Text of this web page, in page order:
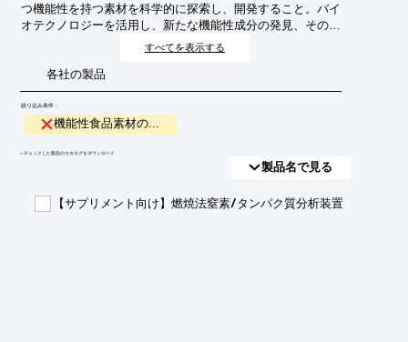
つ機能性を持つ素材を科学的に探索し、開発すること。バイ
オテクノロジーを活用し、新たな機能性成分の発見、その効
果の検証、そして安全かつ効率的な生産方法の確立を目指
すべてを表示する
各社の製品
絞り込み条件：
機能性食品素材の...
​▼チェックした製品のカタログをダウンロード
製品名で見る
【サプリメント向け】燃焼法窒素/タンパク質分析装置